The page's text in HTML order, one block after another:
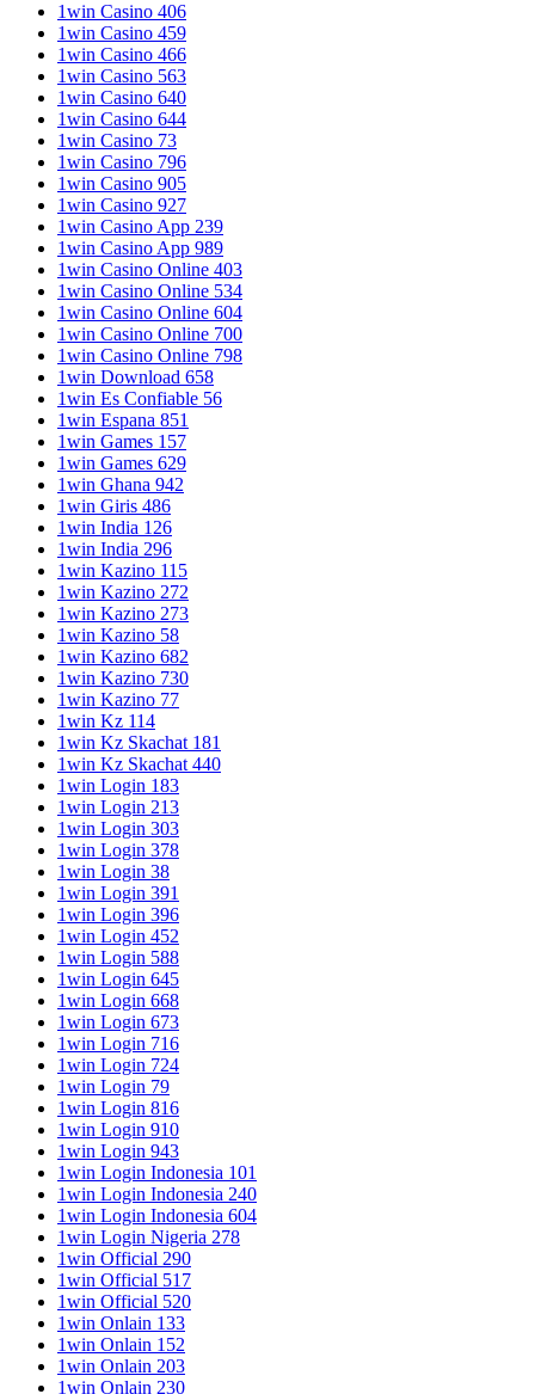
1win Casino 406
1win Casino 459
1win Casino 466
1win Casino 563
1win Casino 640
1win Casino 644
1win Casino 73
1win Casino 796
1win Casino 905
1win Casino 927
1win Casino App 239
1win Casino App 989
1win Casino Online 403
1win Casino Online 534
1win Casino Online 604
1win Casino Online 700
1win Casino Online 798
1win Download 658
1win Es Confiable 56
1win Espana 851
1win Games 157
1win Games 629
1win Ghana 942
1win Giris 486
1win India 126
1win India 296
1win Kazino 115
1win Kazino 272
1win Kazino 273
1win Kazino 58
1win Kazino 682
1win Kazino 730
1win Kazino 77
1win Kz 114
1win Kz Skachat 181
1win Kz Skachat 440
1win Login 183
1win Login 213
1win Login 303
1win Login 378
1win Login 38
1win Login 391
1win Login 396
1win Login 452
1win Login 588
1win Login 645
1win Login 668
1win Login 673
1win Login 716
1win Login 724
1win Login 79
1win Login 816
1win Login 910
1win Login 943
1win Login Indonesia 101
1win Login Indonesia 240
1win Login Indonesia 604
1win Login Nigeria 278
1win Official 290
1win Official 517
1win Official 520
1win Onlain 133
1win Onlain 152
1win Onlain 203
1win Onlain 230